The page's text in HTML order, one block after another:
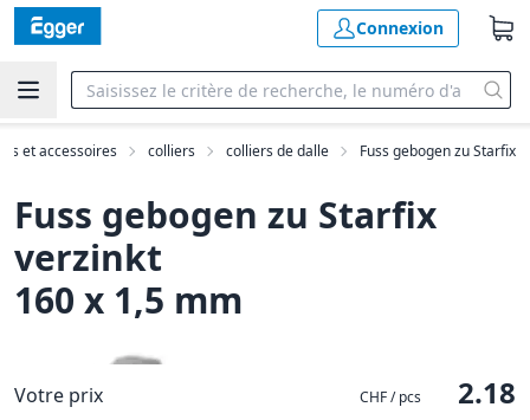
Connexion
et accessoires colliers colliers de dalle Fuss gebogen zu Starfix
Fuss gebogen zu Starfix
verzinkt
160 x 1,5 mm
Votre prix CHF / pcs 2.18